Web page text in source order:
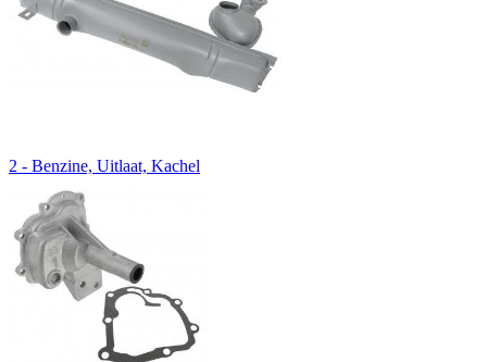
2 - Benzine, Uitlaat, Kachel